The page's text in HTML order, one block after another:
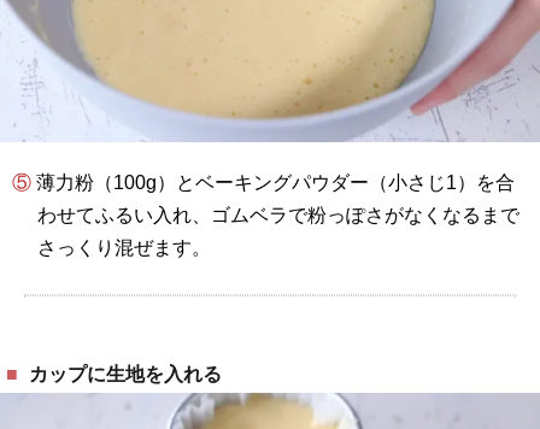
⑤ 薄力粉（100g）とベーキングパウダー（小さじ1）を合
わせてふるい入れ、ゴムベラで粉っぽさがなくなるまで
さっくり混ぜます。
カップに生地を入れる